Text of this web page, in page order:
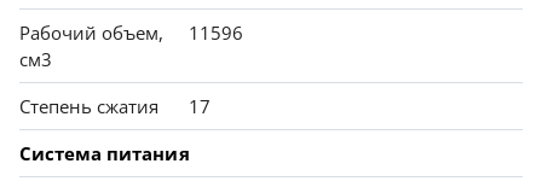
Рабочий объем,
см3
11596
Степень сжатия
17
Система питания